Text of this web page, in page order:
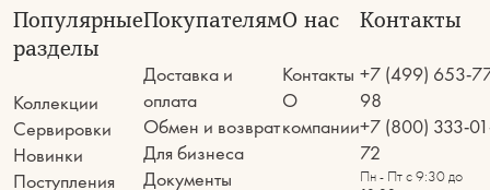
Популярные
разделы
Коллекции
Сервировки
Новинки
Поступления
Покупателям
Доставка и
оплата
Обмен и возврат
Для бизнеса
Документы
О нас
Контакты
О
компании
Контакты
+7 (499) 653-
98
+7 (800) 333-
72
Пн - Пт с 9:30 до